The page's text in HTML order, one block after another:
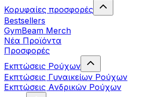
Κορυφαίες προσφορές
Bestsellers
GymBeam Merch
Νέα Προϊόντα
Προσφορές
Εκπτώσεις Ρούχων
Εκπτώσεις Γυναικείων Ρούχων
Εκπτώσεις Aνδρικών Ρούχων